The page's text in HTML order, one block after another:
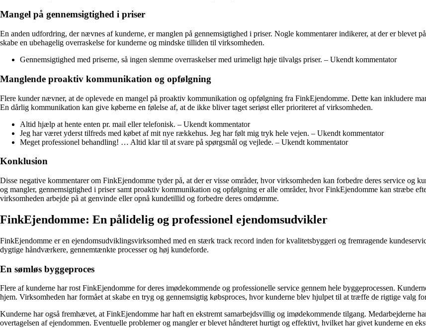
Mangel på gennemsigtighed i priser
En anden udfordring, der nævnes af kunderne, er manglen på gennemsigtighed i priser. Nogle kommentarer indikerer, at der er
skabe en ubehagelig overraskelse for kunderne og mindske tilliden til virksomheden.
Gennemsigtighed med priserne, så ingen slemme overraskelser med urimeligt høje tilvalgs priser. – Ukendt kommentator
Manglende proaktiv kommunikation og opfølgning
Flere kunder nævner, at de oplevede en mangel på proaktiv kommunikation og opfølgning fra FinkEjendomme. Dette kan inkludere
En dårlig kommunikation kan give køberne en følelse af, at de ikke bliver taget seriøst eller prioriteret af virksomheden.
Altid hjælp at hente enten pr. mail eller telefonisk. – Ukendt kommentator
Jeg har været yderst tilfreds med købet af mit nye rækkehus. Jeg har følt mig tryk hele vejen. – Ukendt kommentator
Meget professionel behandling! … Altid klar til at svare på spørgsmål og vejlede. – Ukendt kommentator
Konklusion
Disse negative kommentarer om FinkEjendomme tyder på, at der er visse områder, hvor virksomheden kan forbedre deres service
og mangler, gennemsigtighed i priser samt proaktiv kommunikation og opfølgning er alle områder, hvor FinkEjendomme kan stræbe
virksomheden arbejde på at genvinde eller opnå kundetillid og forbedre deres omdømme.
FinkEjendomme: En pålidelig og professionel ejendomsudvikler
FinkEjendomme er en ejendomsudviklingsvirksomhed med en stærk track record inden for kvalitetsbyggeri og fremragende
dygtige håndværkere, gennemtænkte processer og høj kundeforde.
En sømløs byggeproces
Flere af kunderne har rost FinkEjendomme for deres imødekommende og professionelle service gennem hele byggeprocessen.
hjem. Virksomheden har formået at skabe en tryg og gennemsigtig købsproces, hvor kunderne blev hjulpet til at træffe de rigtige valg
Kunderne har også fremhævet, at FinkEjendomme har haft en ekstremt samarbejdsvillig og imødekommende tilgang. Medarbejderne
overtagelsen af ejendommen. Eventuelle problemer og mangler er blevet håndteret hurtigt og effektivt, hvilket har givet kunderne en